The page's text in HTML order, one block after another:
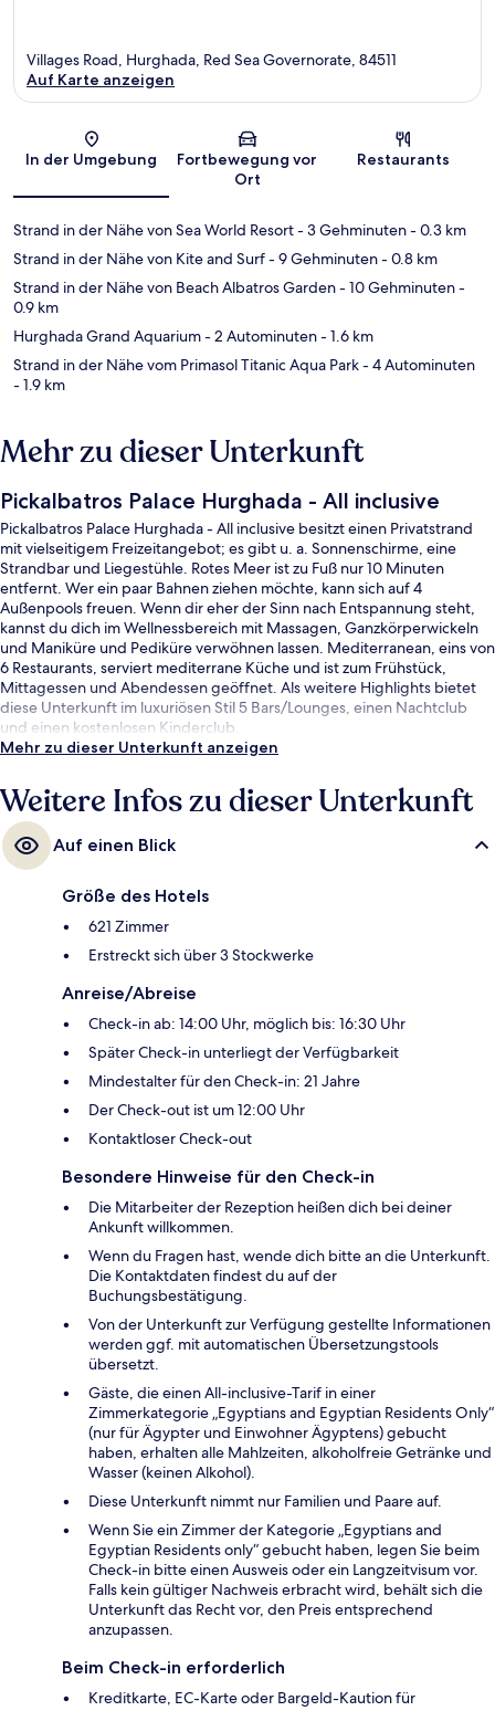
Karte
Villages Road, Hurghada, Red Sea Governorate, 84511
Auf Karte anzeigen
In der Umgebung
Fortbewegung vor
Ort
Restaurants
Strand in der Nähe von Sea World Resort- 3 Gehminuten- 0.3 km
Strand in der Nähe von Kite and Surf- 9 Gehminuten- 0.8 km
Strand in der Nähe von Beach Albatros Garden- 10 Gehminuten-
0.9 km
Hurghada Grand Aquarium- 2 Autominuten- 1.6 km
Strand in der Nähe vom Primasol Titanic Aqua Park- 4 Autominuten
- 1.9 km
Mehr zu dieser Unterkunft
Pickalbatros Palace Hurghada - All inclusive
Pickalbatros Palace Hurghada - All inclusive besitzt einen Privatstrand
mit vielseitigem Freizeitangebot; es gibt u. a. Sonnenschirme, eine
Strandbar und Liegestühle. Rotes Meer ist zu Fuß nur 10 Minuten
entfernt. Wer ein paar Bahnen ziehen möchte, kann sich auf 4
Außenpools freuen. Wenn dir eher der Sinn nach Entspannung steht,
kannst du dich im Wellnessbereich mit Massagen, Ganzkörperwickeln
und Maniküre und Pediküre verwöhnen lassen. Mediterranean, eins von
6 Restaurants, serviert mediterrane Küche und ist zum Frühstück,
Mittagessen und Abendessen geöffnet. Als weitere Highlights bietet
diese Unterkunft im luxuriösen Stil 5 Bars/Lounges, einen Nachtclub
und einen kostenlosen Kinderclub.
Mehr zu dieser Unterkunft anzeigen
Weitere Infos zu dieser Unterkunft
Auf einen Blick
Größe des Hotels
621 Zimmer
Erstreckt sich über 3 Stockwerke
Anreise/Abreise
Check-in ab: 14:00 Uhr, möglich bis: 16:30 Uhr
Später Check-in unterliegt der Verfügbarkeit
Mindestalter für den Check-in: 21 Jahre
Der Check-out ist um 12:00 Uhr
Kontaktloser Check-out
Besondere Hinweise für den Check-in
Die Mitarbeiter der Rezeption heißen dich bei deiner
Ankunft willkommen.
Wenn du Fragen hast, wende dich bitte an die Unterkunft.
Die Kontaktdaten findest du auf der
Buchungsbestätigung.
Von der Unterkunft zur Verfügung gestellte Informationen
werden ggf. mit automatischen Übersetzungstools
übersetzt.
Gäste, die einen All-inclusive-Tarif in einer
Zimmerkategorie „Egyptians and Egyptian Residents Only“
(nur für Ägypter und Einwohner Ägyptens) gebucht
haben, erhalten alle Mahlzeiten, alkoholfreie Getränke und
Wasser (keinen Alkohol).
Diese Unterkunft nimmt nur Familien und Paare auf.
Wenn Sie ein Zimmer der Kategorie „Egyptians and
Egyptian Residents only“ gebucht haben, legen Sie beim
Check-in bitte einen Ausweis oder ein Langzeitvisum vor.
Falls kein gültiger Nachweis erbracht wird, behält sich die
Unterkunft das Recht vor, den Preis entsprechend
anzupassen.
Beim Check-in erforderlich
Kreditkarte, EC-Karte oder Bargeld-Kaution für